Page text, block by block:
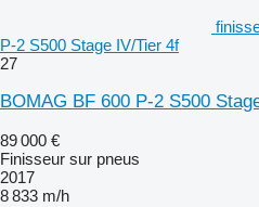
P-2 S500 Stage IV/Tier 4f
27
BOMAG BF 600 P-2 S500
89 000 €
Finisseur sur pneus
2017
8 833 m/h